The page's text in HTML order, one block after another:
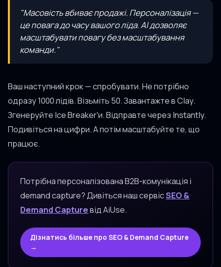
"Масовість вбиває продажі. Персоналізація —
це повага до часу вашого ліда. AI дозволяє
масштабувати повагу без масштабування
команди."
Ваш наступний крок — спробувати. Не потрібно
одразу 1000 лідів. Візьміть 50. Завантажте в Clay.
Згенеруйте Ice Breaker'и. Відправте через Instantly.
Подивіться на цифри. А потім масштабуйте те, що
працює.
Потрібна персоналізована B2B-комунікація і
demand capture? Дивіться наш сервісSEO &
Demand Captureвід AiUse.
Дізнатись більше про SEO & Demand Capture
→